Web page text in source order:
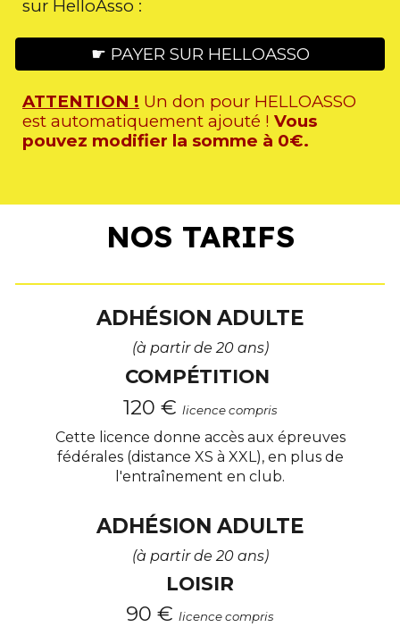
sur HelloAsso :
☛ PAYER SUR HELLOASSO
ATTENTION ! Un don pour HELLOASSO
est automatiquement ajouté ! Vous
pouvez modifier la somme à 0€.
NOS TARIFS
ADHÉSION ADULTE
(à partir de 20 ans)
COMPÉTITION
120 € licence compris
Cette licence donne accès aux épreuves
fédérales (distance XS à XXL), en plus de
l'entraînement en club.
ADHÉSION ADULTE
(à partir de 20 ans)
LOISIR
90 € licence compris